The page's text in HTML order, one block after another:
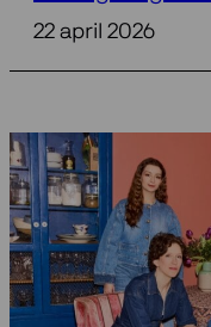
22 april 2026